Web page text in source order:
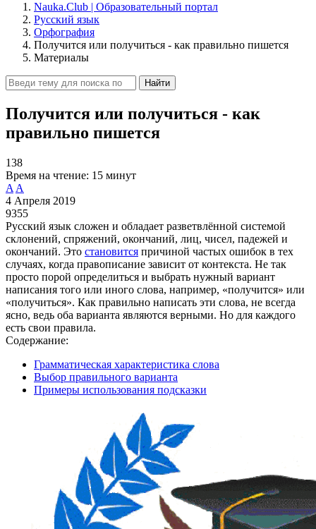
Nauka.Club | Образовательный портал
Русский язык
Орфография
Получится или получиться - как правильно пишется
Материалы
Найти
Получится или получиться - как
правильно пишется
138
Время на чтение: 15 минут
A A
4 Апреля 2019
9355
Русский язык сложен и обладает разветвлённой системой
склонений, спряжений, окончаний, лиц, чисел, падежей и
окончаний. Это становится причиной частых ошибок в тех
случаях, когда правописание зависит от контекста. Не так
просто порой определиться и выбрать нужный вариант
написания того или иного слова, например, «получится» или
«получиться». Как правильно написать эти слова, не всегда
ясно, ведь оба варианта являются верными. Но для каждого
есть свои правила.
Содержание:
Грамматическая характеристика слова
Выбор правильного варианта
Примеры использования подсказки